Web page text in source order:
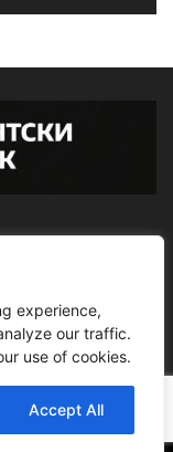
experience,
our traffic.
use of cookies.
Accept All